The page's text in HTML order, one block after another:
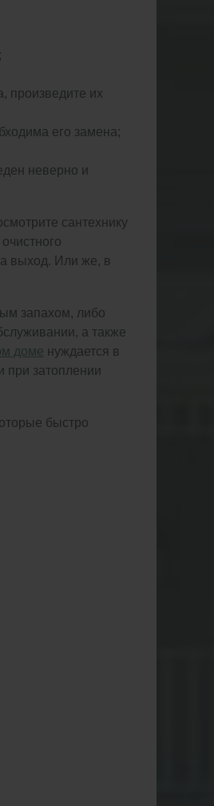
произведите их
его замена;
неверно и
сантехнику
выход. Или же, в
запахом, либо
а также
доме нуждается в
при затоплении
быстро